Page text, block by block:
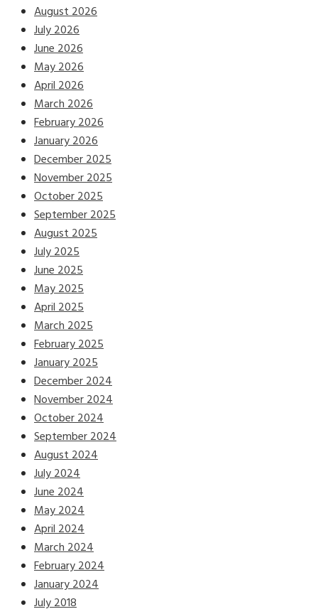
August 2026
July 2026
June 2026
May 2026
April 2026
March 2026
February 2026
January 2026
December 2025
November 2025
October 2025
September 2025
August 2025
July 2025
June 2025
May 2025
April 2025
March 2025
February 2025
January 2025
December 2024
November 2024
October 2024
September 2024
August 2024
July 2024
June 2024
May 2024
April 2024
March 2024
February 2024
January 2024
July 2018